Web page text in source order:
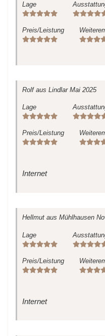
Lage
Preis/Leistung
Rolfaus Lindlar Mai 2025
Lage
Preis/Leistung
Internet
Hellmut aus Mühlhausen
Lage
Preis/Leistung
Internet